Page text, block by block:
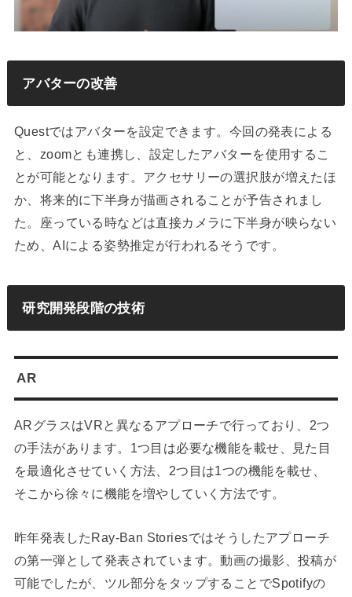
アバターの改善
Questではアバターを設定できます。今回の発表による
と、zoomとも連携し、設定したアバターを使用するこ
とが可能となります。アクセサリーの選択肢が増えたほ
か、将来的に下半身が描画されることが予告されまし
た。座っている時などは直接カメラに下半身が映らない
ため、AIによる姿勢推定が行われるそうです。
研究開発段階の技術
AR
ARグラスはVRと異なるアプローチで行っており、2つ
の手法があります。1つ目は必要な機能を載せ、見た目
を最適化させていく方法、2つ目は1つの機能を載せ、
そこから徐々に機能を増やしていく方法です。
昨年発表したRay-Ban Storiesではそうしたアプローチ
の第一弾として発表されています。動画の撮影、投稿が
可能でしたが、ツル部分をタップすることでSpotifyの